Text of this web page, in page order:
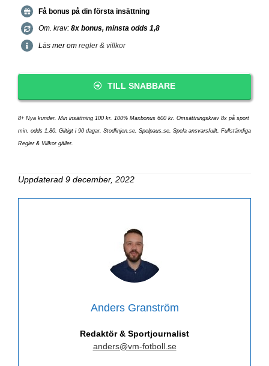
Få bonus på din första insättning
Om. krav: 8x bonus, minsta odds 1,8
Läs mer om regler & villkor
TILL SNABBARE
8+ Nya kunder. Min insättning 100 kr. 100% Maxbonus 600 kr. Omsättningskrav 8x på sport
min. odds 1,80. Giltigt i 90 dagar. Stodlinjen.se, Spelpaus.se, Spela ansvarsfullt, Fullständiga
Regler & Villkor gäller.
Uppdaterad 9 december, 2022
Anders Granström
Redaktör & Sportjournalist
anders@vm-fotboll.se